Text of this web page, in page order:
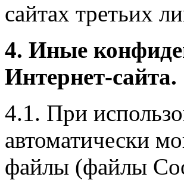
сайтах третьих
4. Иные
Интернет-сайта.
4.1. При
автоматически
файлы (файлы